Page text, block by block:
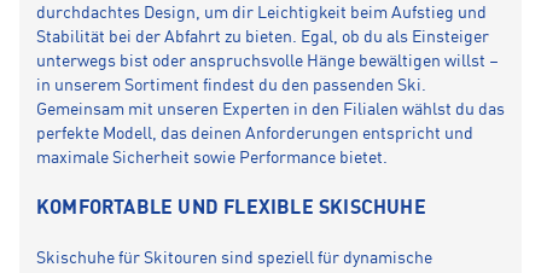
durchdachtes Design, um dir Leichtigkeit beim Aufstieg und
Stabilität bei der Abfahrt zu bieten. Egal, ob du als Einsteiger
unterwegs bist oder anspruchsvolle Hänge bewältigen willst –
in unserem Sortiment findest du den passenden Ski.
Gemeinsam mit unseren Experten in den Filialen wählst du das
perfekte Modell, das deinen Anforderungen entspricht und
maximale Sicherheit sowie Performance bietet.
KOMFORTABLE UND FLEXIBLE SKISCHUHE
Skischuhe für Skitouren sind speziell für dynamische